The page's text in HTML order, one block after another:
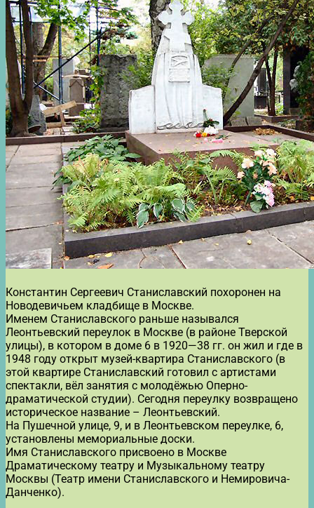
Константин Сергеевич Станиславский похоронен на
Новодевичьем кладбище в Москве.
Именем Станиславского раньше назывался
Леонтьевский переулок в Москве (в районе Тверской
улицы), в котором в доме 6 в 1920—38 гг. он жил и где в
1948 году открыт музей-квартира Станиславского (в
этой квартире Станиславский готовил с артистами
спектакли, вёл занятия с молодёжью Оперно-
драматической студии). Сегодня переулку возвращено
историческое название – Леонтьевский.
На Пушечной улице, 9, и в Леонтьевском переулке, 6,
установлены мемориальные доски.
Имя Станиславского присвоено в Москве
Драматическому театру и Музыкальному театру
Москвы (Театр имени Станиславского и Немировича-
Данченко).